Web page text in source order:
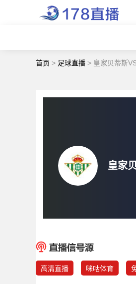
首页 > 足球直播 > 皇家贝蒂斯
皇家
高清直播 咪咕体育